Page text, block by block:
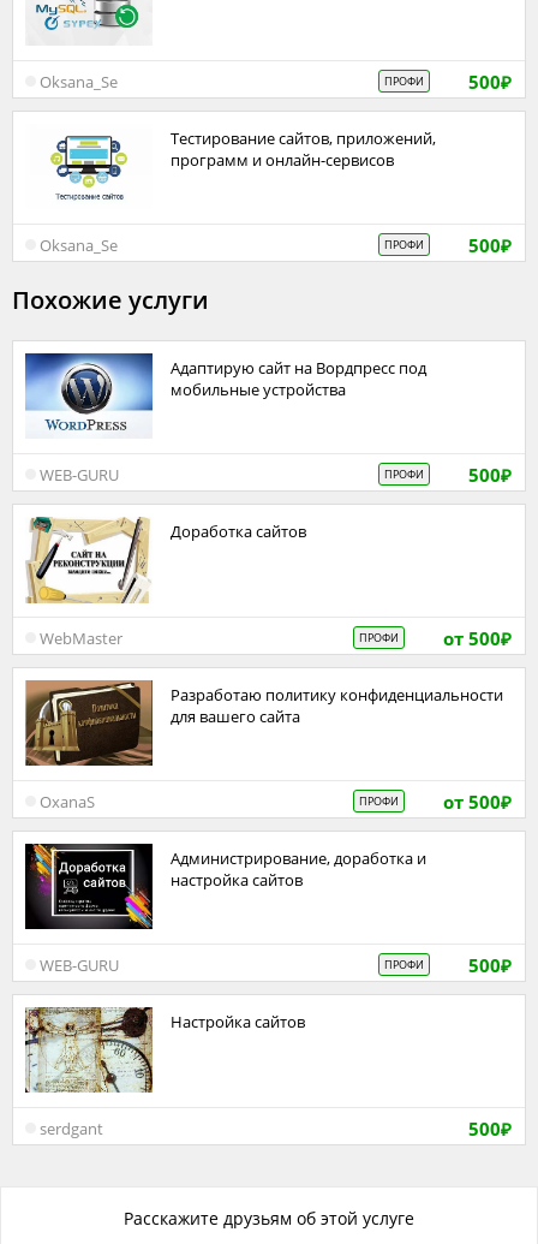
Расскажите друзьям об этой услуге
500₽
ПРОФИ
Oksana_Se
Тестирование сайтов, приложений,
программ и онлайн-сервисов
500₽
ПРОФИ
Oksana_Se
Похожие услуги
Адаптирую сайт на Вордпресс под
мобильные устройства
500₽
ПРОФИ
WEB-GURU
Доработка сайтов
от 500₽
ПРОФИ
WebMaster
Разработаю политику конфиденциальности
для вашего сайта
от 500₽
ПРОФИ
OxanaS
Администрирование, доработка и
настройка сайтов
500₽
ПРОФИ
WEB-GURU
Настройка сайтов
500₽
serdgant